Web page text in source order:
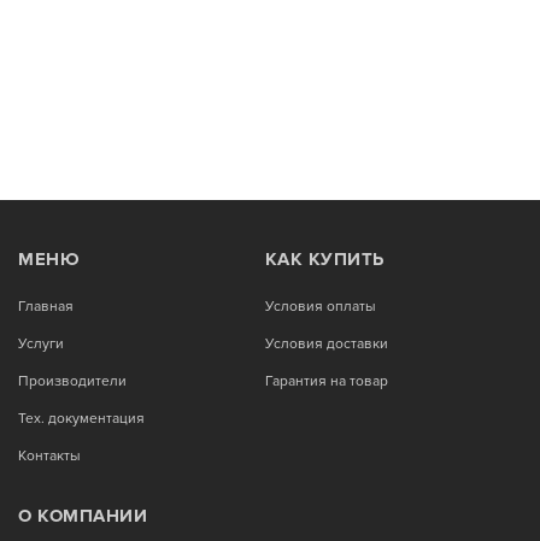
МЕНЮ
Главная
Услуги
Производители
Тех. документация
Контакты
КАК КУПИТЬ
Условия оплаты
Условия доставки
Гарантия на товар
О КОМПАНИИ